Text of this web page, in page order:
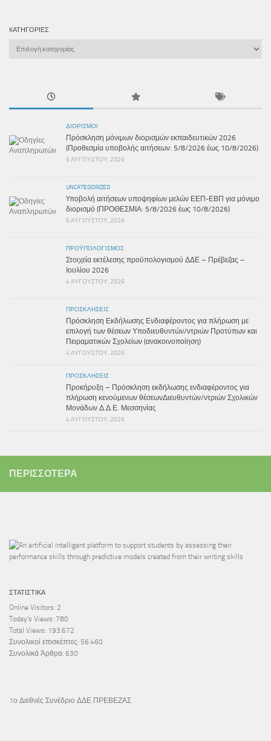
KΑΤΗΓΟΡΊΕΣ
Kατηγορίες
ΔΙΟΡΙΣΜΟΊ
Πρόσκληση μόνιμων διορισμών εκπαιδευτικών 2026
(Προθεσμία υποβολής αιτήσεων: 5/8/2026 έως 10/8/2026)
5 ΑΥΓΟΎΣΤΟΥ, 2026
UNCATEGORIZED
Yποβολή αιτήσεων υποψηφίων μελών ΕΕΠ-ΕΒΠ για μόνιμο
διορισμό (ΠΡΟΘΕΣΜΙΑ: 5/8/2026 έως 10/8/2026)
5 ΑΥΓΟΎΣΤΟΥ, 2026
ΠΡΟΫΠΟΛΟΓΙΣΜΌΣ
Στοιχεία εκτέλεσης προϋπολογισμού ΔΔΕ – Πρέβεζας –
Ιουλίου 2026
4 ΑΥΓΟΎΣΤΟΥ, 2026
ΠΡΟΣΚΛΉΣΕΙΣ
Πρόσκληση Εκδήλωσης Ενδιαφέροντος για πλήρωση με
επιλογή των θέσεων Υποδιευθυντών/ντριών Προτύπων και
Πειραματικών Σχολείων (ανακοινοποίηση)
4 ΑΥΓΟΎΣΤΟΥ, 2026
ΠΡΟΣΚΛΉΣΕΙΣ
Προκήρυξη – Πρόσκληση εκδήλωσης ενδιαφέροντος για
πλήρωση κενούμενων θέσεωνΔιευθυντών/ντριών Σχολικών
Μονάδων Δ.Δ.Ε. Μεσσηνίας
4 ΑΥΓΟΎΣΤΟΥ, 2026
ΠΕΡΙΣΣΌΤΕΡΑ
ΣΤΑΤΙΣΤΙΚΆ
Online Visitors: 2
Today's Views: 780
Total Views: 193.672
Συνολικοί επισκέπτες: 56.460
Συνολικά Άρθρα: 630
1ο Διεθνές Συνέδριο ΔΔΕ ΠΡΕΒΕΖΑΣ